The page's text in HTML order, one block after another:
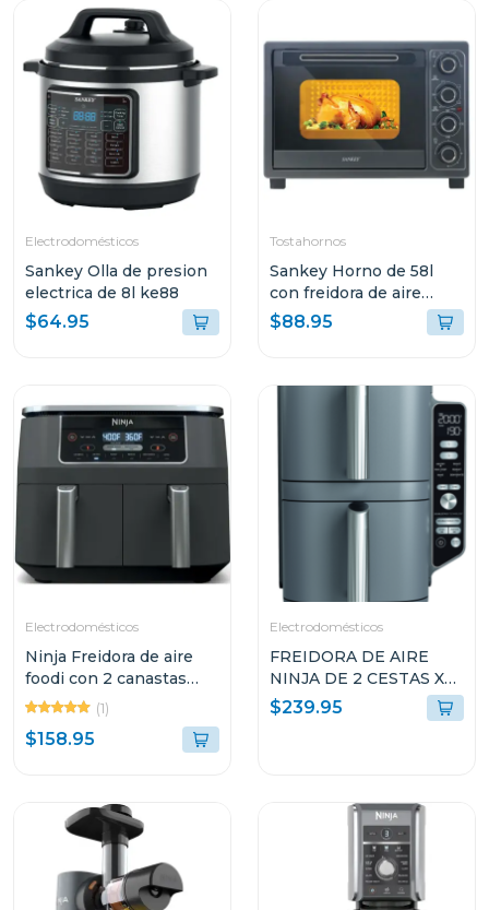
Electrodomésticos
Sankey Olla de presion
electrica de 8l ke88
$64.95
Tostahornos
Sankey Horno de 58l
con freidora de aire
color negro fro58011
$88.95
Electrodomésticos
Ninja Freidora de aire
foodi con 2 canastas
dual zone(1)
$158.95
Electrodomésticos
FREIDORA DE AIRE
NINJA DE 2 CESTAS XL
10QT COLOR GRIS
SL401
$239.95